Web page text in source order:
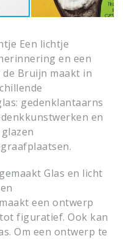
Een lichtje
en een
Bruijn maakt in
gedenklantaarns
en
Glas en licht
een ontwerp
figuratief. Ook kan
Om een ontwerp te